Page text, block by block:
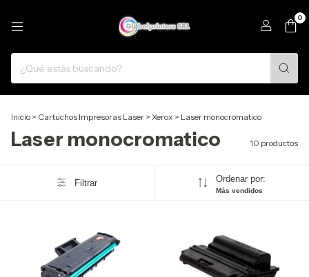
0
Inicio > Cartuchos Impresoras Laser > Xerox > Laser monocromatico
Laser monocromatico 10 productos
Filtrar Ordenar por:
Más vendidos